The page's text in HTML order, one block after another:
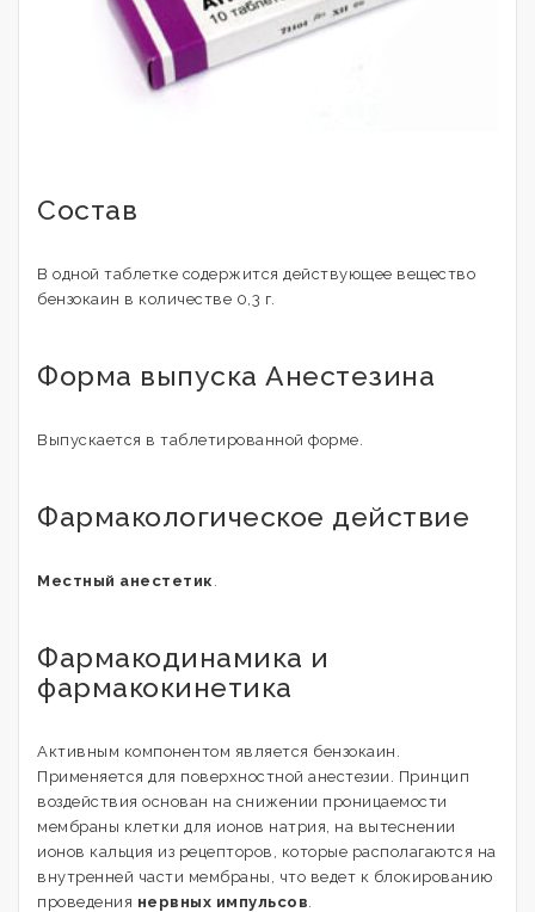
Состав
В одной таблетке содержится действующее вещество
бензокаин в количестве 0,3 г.
Форма выпуска Анестезина
Выпускается в таблетированной форме.
Фармакологическое действие
Местный анестетик
Фармакодинамика и
фармакокинетика
Активным компонентом является бензокаин.
Применяется для поверхностной анестезии. Принцип
воздействия основан на снижении проницаемости
мембраны клетки для ионов натрия, на вытеснении
ионов кальция из рецепторов, которые располагаются на
внутренней части мембраны, что ведет к блокированию
проведения нервных импульсов